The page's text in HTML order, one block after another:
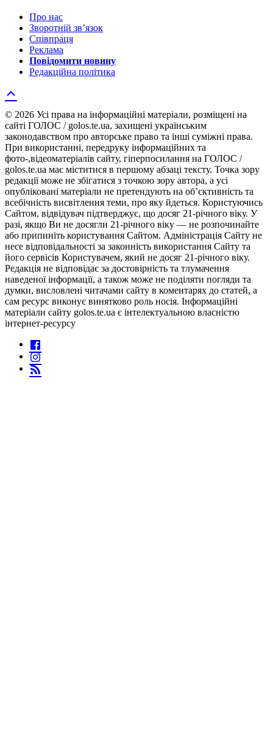
Про нас
Зворотній зв’язок
Співпраця
Реклама
Повідомити новину
Редакційна політика
© 2026 Усі права на інформаційні матеріали, розміщені на
сайті ГОЛОС / golos.te.ua, захищені українським
законодавством про авторське право та інші суміжні права.
При використанні, передруку інформаційних та
фото-,відеоматеріалів сайту, гіперпосилання на ГОЛОС /
golos.te.ua має міститися в першому абзаці тексту. Точка зору
редакції може не збігатися з точкою зору автора, а усі
опубліковані матеріали не претендують на об’єктивність та
всебічність висвітлення теми, про яку йдеться. Користуючись
Сайтом, відвідувач підтверджує, що досяг 21-річного віку. У
разі, якщо Ви не досягли 21-річного віку — не розпочинайте
або припиніть користування Сайтом. Адміністрація Сайту не
несе відповідальності за законність використання Сайту та
його сервісів Користувачем, який не досяг 21-річного віку.
Редакція не відповідає за достовірність та тлумачення
наведеної інформації, а також може не поділяти погляди та
думки, висловлені читачами сайту в коментарях до статей, а
сам ресурс виконує винятково роль носія. Інформаційні
матеріали сайту golos.te.ua є інтелектуальною власністю
інтернет-ресурсу